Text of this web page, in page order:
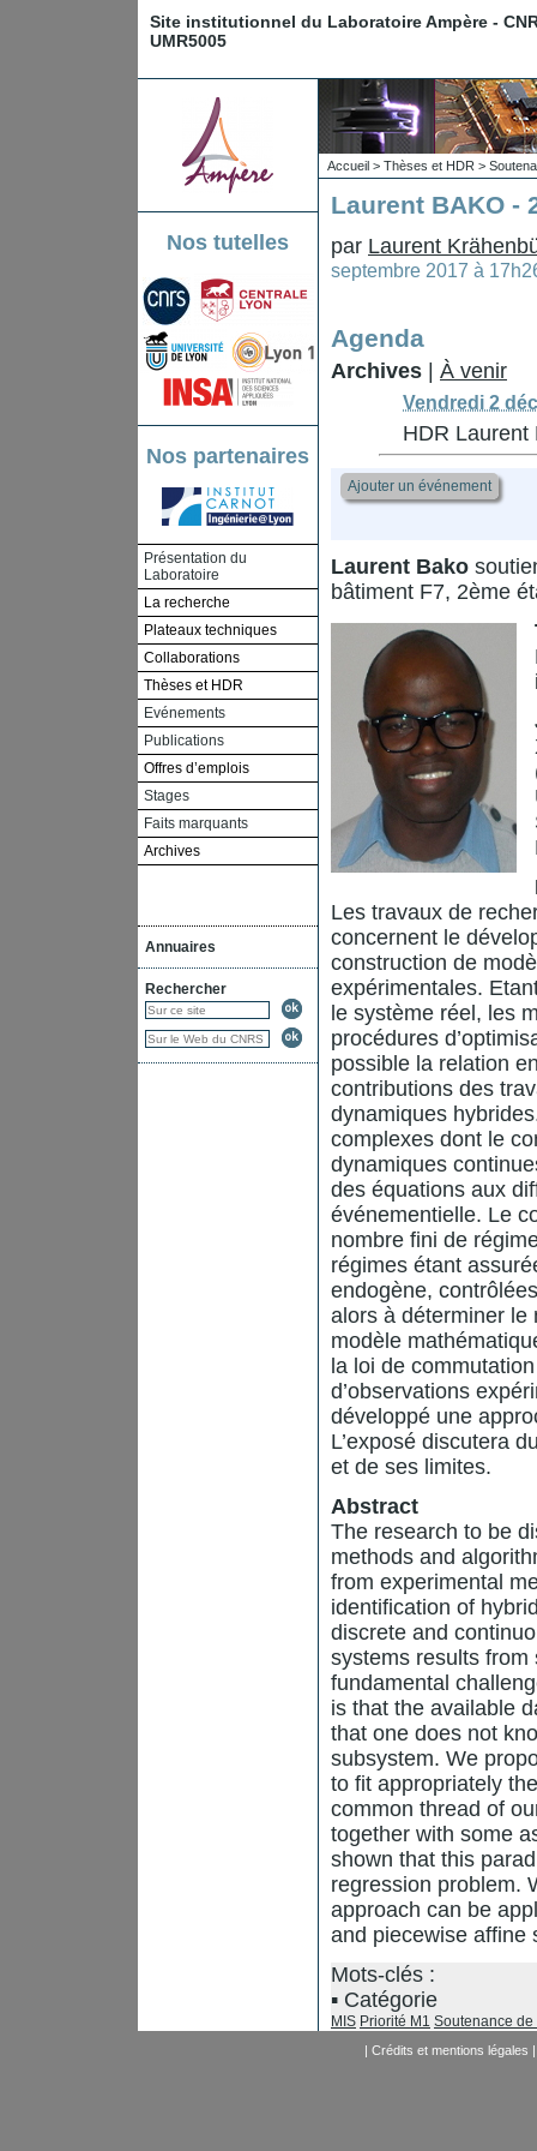
Site institutionnel du Laboratoire Ampère -
UMR5005
Nos tutelles
Nos partenaires
Présentation du
Laboratoire
La recherche
Plateaux techniques
Collaborations
Thèses et HDR
Evénements
Publications
Offres d’emplois
Stages
Faits marquants
Archives
Annuaires
Rechercher
Accueil > Thèses et HDR >
Laurent BAKO -
par Laurent
septembre 2017 à
Agenda
Archives À venir
Vendredi 2
HDR Laurent
Ajouter un événement
Laurent Bako
bâtiment F7, 2ème
Les travaux de
concernent le
construction de
expérimentales.
le système réel, les
procédures
possible la relation
contributions des
dynamiques
complexes dont le
dynamiques
des équations aux
événementielle. Le
nombre fini de
régimes étant
endogène,
alors à déterminer le
modèle
la loi de
d’observations
développé une
L’exposé discutera
et de ses limites.
Abstract
The research to be
methods and
from experimental
identification of
discrete and
systems results from
fundamental
is that the available
that one does not
subsystem. We
to fit appropriately
common thread of
together with some
shown that this
regression problem.
approach can be
and piecewise affine
Mots-clés :
Catégorie
MIS Priorité M1 Soutenance de
| Crédits et mentions légales